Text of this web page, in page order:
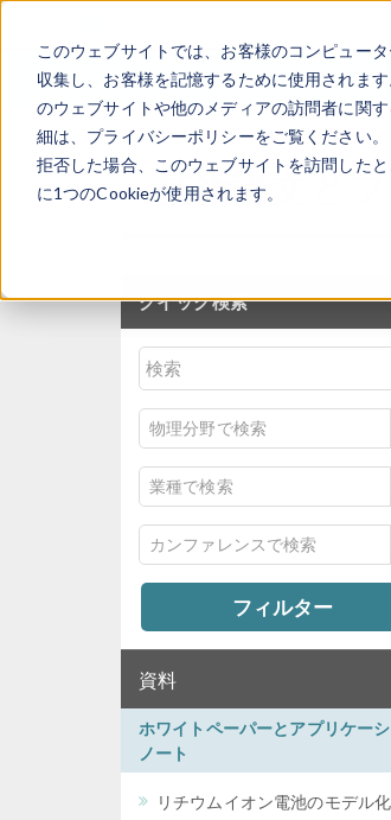
このウェブサイトでは、お客様のコンピュー
収集し、お客様を記憶するために使用されま
のウェブサイトや他のメディアの訪問者に関
細は、プライバシーポリシーをご覧ください。
拒否した場合、このウェブサイトを訪問した
に1つのCookieが使用されます。
技術論文と
クイック検索
物理分野で検索
業種で検索
カンファレンスで検索
フィルター
資料
ホワイトペーパーとアプリケー
ノート
リチウムイオン電池のモデル化